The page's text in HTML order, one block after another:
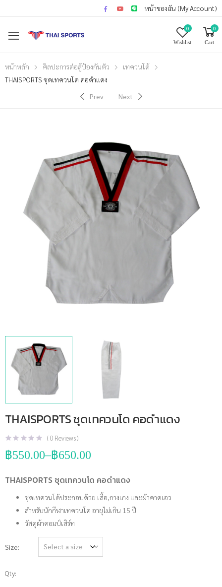
หน้าของฉัน (My Account)
0
Wishlist
0
Cart
หน้าหลัก ศิลปะการต่อสู้ป้องกันตัว
เทควนโด้
THAISPORTS ชุดเทควนโด คอดำแดง
Prev
Next
THAISPORTS ชุดเทควนโด คอดำแดง
(0 Reviews )
฿550.00–฿650.00
Price
through
THAISPORTS ชุดเทควนโด คอดำแดง
ชุดเทควนโด้ประกอบด้วย เสื้อ,กางเกง และผ้าคาดเอว
สำหรับนักกีฬาเทควนโด อายุไม่เกิน 15 ปี
วัสดุผ้าคอมป์เสิร์ท
Size
Qty:
จำนวน